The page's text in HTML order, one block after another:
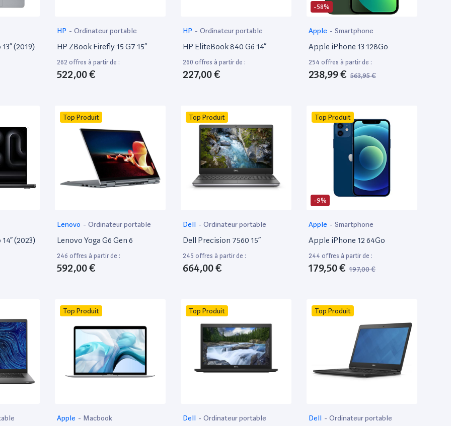
(2019)
HP - Ordinateur portable
HP ZBook Firefly 15 G7 15”
262 offres à partir de :
522,00 €
HP - Ordinateur portable
HP EliteBook 840 G6 14”
260 offres à partir de :
227,00 €
-58%
Apple - Smartphone
Apple iPhone 13 128Go
254 offres à partir de :
238,99 € 563,95 €
(2023)
Top Produit
Lenovo - Ordinateur portable
Lenovo Yoga G6 Gen 6
246 offres à partir de :
592,00 €
Top Produit
Dell - Ordinateur portable
Dell Precision 7560 15”
245 offres à partir de :
664,00 €
-9%
Top Produit
Apple - Smartphone
Apple iPhone 12 64Go
244 offres à partir de :
179,50 € 197,00 €
Top Produit
Apple - Macbook
Top Produit
Dell - Ordinateur portable
Top Produit
Dell - Ordinateur portable